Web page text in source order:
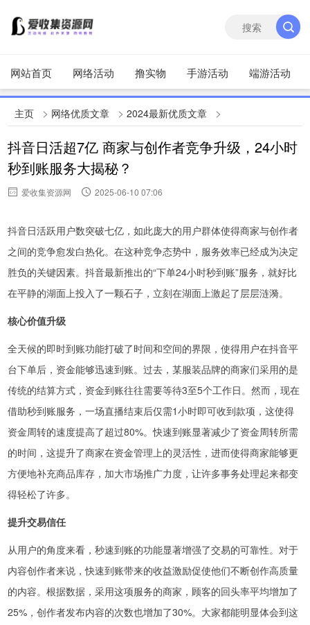
网站首页 网络活动 撸实物 手游活动 端游活动
主页 > 网络优质文章 >2024最新优质文章 >
抖音日活超7亿 商家与创作者竞争升级，24小时
秒到账服务大揭秘？
爱收集资源网 2025-06-10 07:06
抖音日活跃用户数突破七亿，如此庞大的用户群体使得商家与创作者
之间的竞争愈发白热化。在这种竞争态势中，服务效率已经成为决定
胜负的关键因素。抖音最新推出的“下单24小时秒到账”服务，就好比
在平静的湖面上投入了一颗石子，立刻在湖面上激起了层层涟漪。
核心价值升级
全天候的即时到账功能打破了时间和空间的界限，使得用户在抖音平
台下单后，资金能够迅速到账。过去，某服装品牌的商家们采用的是
传统的结算方式，资金到账往往需要等待3至5个工作日。然而，现在
借助秒到账服务，一场直播结束后仅需1小时即可收到款项，这使得
资金周转的速度提高了超过80%。快速到账显著减少了资金周转所需
的时间，这提升了商家在资金管理上的灵活性，进而使得商家能够更
方便地补充商品库存，加大市场推广力度，让许多事务处理起来都变
得轻松了许多。
提升交易信任
从用户的角度来看，秒速到账的功能显著增强了交易的可靠性。对于
内容创作者来说，快速到账带来的收益激励促使他们不断创作高质量
的内容。根据数据，采用这项服务的商家，顾客的回头率平均增加了
25%，创作者发布内容的次数也增加了30%。大家都能明显体会到这